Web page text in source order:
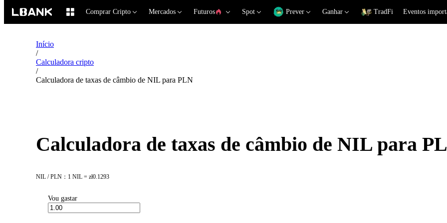
Comprar Cripto Mercados Futuros Spot Prever Ganhar TradFi Eventos
Início
/
Calculadora cripto
/
Calculadora de taxas de câmbio de NIL para PLN
Calculadora de taxas de câmbio de NIL para
NIL / PLN：1 NIL = zł0.1293
Vou gastar